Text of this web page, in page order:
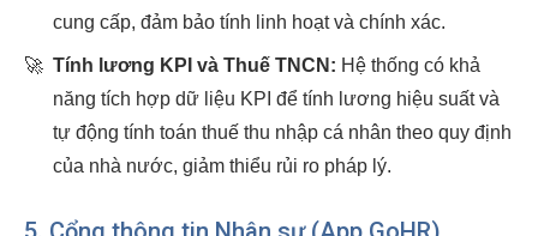
cung cấp, đảm bảo tính linh hoạt và chính xác.
🚀 Tính lương KPI và Thuế TNCN: Hệ thống có khả
năng tích hợp dữ liệu KPI để tính lương hiệu suất và
tự động tính toán thuế thu nhập cá nhân theo quy định
của nhà nước, giảm thiểu rủi ro pháp lý.